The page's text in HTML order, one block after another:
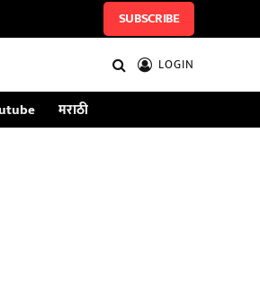
SUBSCRIBE
LOGIN
मराठी